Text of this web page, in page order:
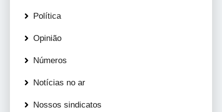
Política
Opinião
Números
Notícias no ar
Nossos sindicatos